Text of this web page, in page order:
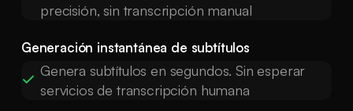
precisión, sin transcripción manual
Generación instantánea de subtítulos
Genera subtítulos en segundos. Sin esperar
servicios de transcripción humana